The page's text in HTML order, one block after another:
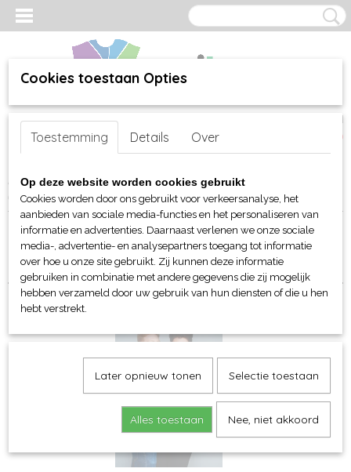
Inloggen Registreren
(0)
Home >webshop>Per merk >Mantis en Babybugz
(unisex)> Sweaters
Sorteer op:
Cookies toestaan Opties
Toestemming Details Over
Op deze website worden cookies gebruikt
Cookies worden door ons gebruikt voor verkeersanalyse, het
aanbieden van sociale media-functies en het personaliseren van
informatie en advertenties. Daarnaast verlenen we onze sociale
media-, advertentie- en analysepartners toegang tot informatie
over hoe u onze site gebruikt. Zij kunnen deze informatie
gebruiken in combinatie met andere gegevens die zij mogelijk
hebben verzameld door uw gebruik van hun diensten of die u hen
hebt verstrekt.
Later opnieuw tonen Selectie toestaan
Alles toestaan Nee, niet akkoord